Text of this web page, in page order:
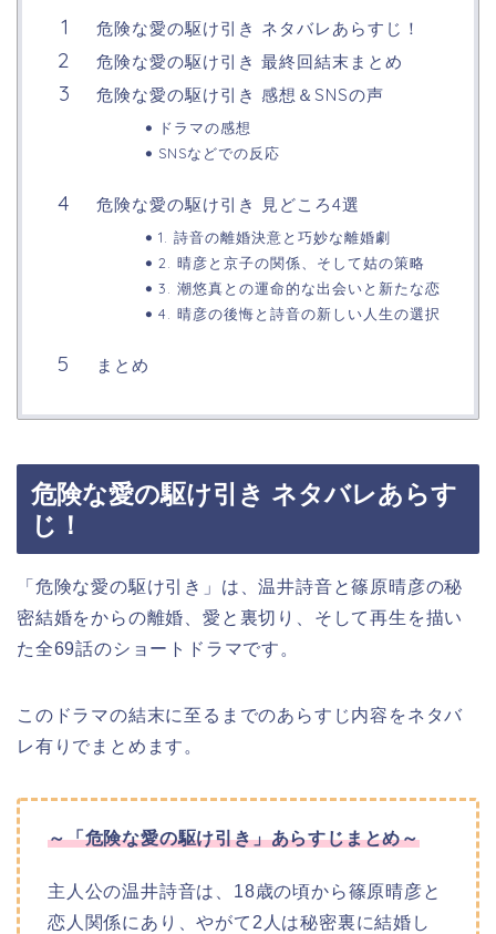
危険な愛の駆け引き ネタバレあらすじ！
危険な愛の駆け引き 最終回結末まとめ
危険な愛の駆け引き 感想＆SNSの声
ドラマの感想
SNSなどでの反応
危険な愛の駆け引き 見どころ4選
1. 詩音の離婚決意と巧妙な離婚劇
2. 晴彦と京子の関係、そして姑の策略
3. 潮悠真との運命的な出会いと新たな恋
4. 晴彦の後悔と詩音の新しい人生の選択
まとめ
危険な愛の駆け引き ネタバレあらす
じ！
「危険な愛の駆け引き」は、温井詩音と篠原晴彦の秘
密結婚をからの離婚、愛と裏切り、そして再生を描い
た全69話のショートドラマです。
このドラマの結末に至るまでのあらすじ内容をネタバ
レ有りでまとめます。
～「危険な愛の駆け引き」あらすじまとめ～
主人公の温井詩音は、18歳の頃から篠原晴彦と
恋人関係にあり、やがて2人は秘密裏に結婚し